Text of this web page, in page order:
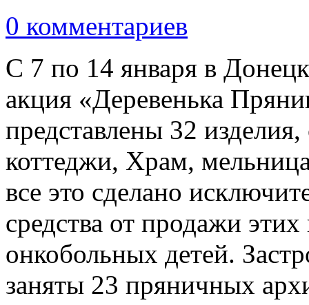
0 комментариев
С 7 по 14 января в
акция «Деревенька
представлены 32
коттеджи, Храм,
все это сделано
средства от продажи
онкобольных детей.
заняты 23 пряничных